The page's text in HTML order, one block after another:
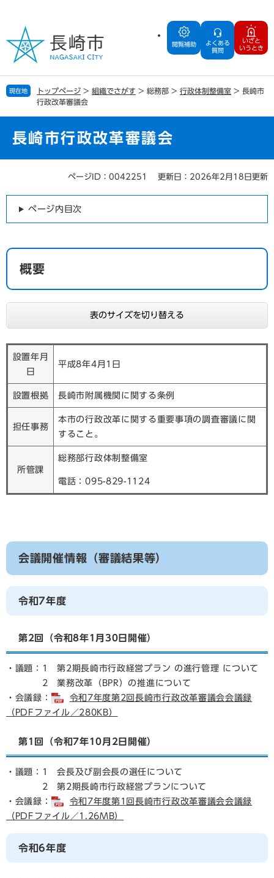
の
で
す
ー
ば
し
閲覧補助
よくある
質問
いざと
いうとき
現在地 トップページ > 組織でさがす > 総務部 > 行政体制整備室 > 長崎市
行政改革審議会
長崎市行政改革審議会
ページID：0042251 更新日：2026年2月18日更新
ページ内目次
概要
表のサイズを切り替える
設置年月
日
平成8年4月1日
設置根拠 長崎市附属機関に関する条例
担任事務
本市の行政改革に関する重要事項の調査審議に関
すること。
所管課
総務部行政体制整備室
電話：095-829-1124
会議開催情報（審議結果等）
令和7年度
第2回（令和8年1月30日開催）
・議題：1 第2期長崎市行政経営プラン の進行管理 について
2 業務改革（BPR）の推進について
・会議録：
令和7年度第2回長崎市行政改革審議会会議録
（PDFファイル／280KB）
第1回（令和7年10月2日開催）
・議題：1 会長及び副会長の選任について
2 第2期長崎市行政経営プランについて
・会議録：
令和7年度第1回長崎市行政改革審議会会議録
（PDFファイル／1.26MB）
令和6年度